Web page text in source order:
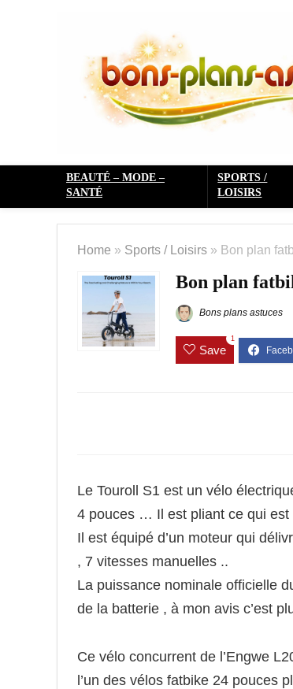
BEAUTÉ – MODE –
SANTÉ
SPORTS /
LOISIRS
Home » Sports / Loisirs » Bon plan
Bon plan
Bons plans astuces
Save
1
Le Touroll S1 est un vélo
4 pouces … Il est pliant ce qui est
Il est équipé d’un moteur qui
, 7 vitesses manuelles ..
La puissance nominale officielle
de la batterie , à mon avis c’est
Ce vélo concurrent de l’Engwe
l’un des vélos fatbike 24 pouces